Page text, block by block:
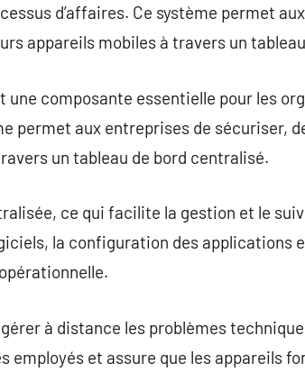
d’affaires. Ce système permet
appareils mobiles à travers un
une composante essentielle pour les
permet aux entreprises de sécuriser,
un tableau de bord centralisé.
ce qui facilite la gestion et le
la configuration des applications
à distance les problèmes
employés et assure que les appareils